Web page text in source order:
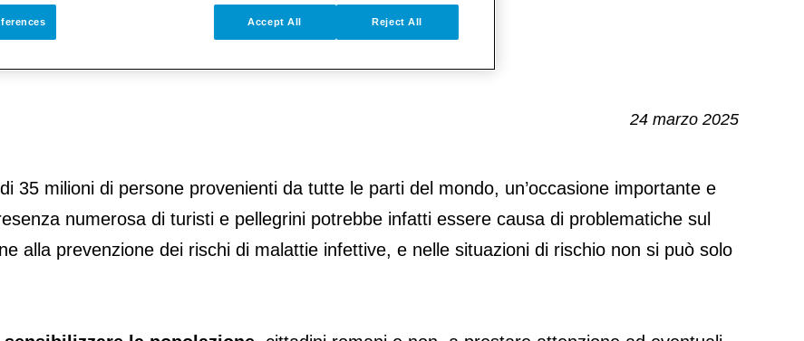
sulle infezioni respiratorie in occasione del Giubileo 2025
24 marzo 2025
35 milioni di persone provenienti da tutte le parti del mondo, un’occasione importante e
numerosa di turisti e pellegrini potrebbe infatti essere causa di problematiche sul
alla prevenzione dei rischi di malattie infettive, e nelle situazioni di rischio non si può solo
Reject All
Accept All